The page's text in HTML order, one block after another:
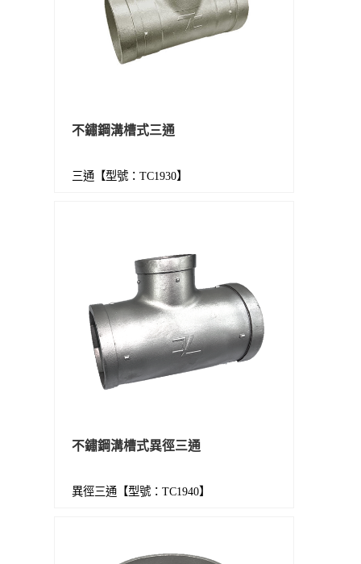
不鏽鋼溝槽式三通
三通【型號：TC1930】
不鏽鋼溝槽式異徑三通
異徑三通【型號：TC1940】